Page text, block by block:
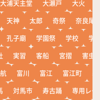
大浦天主堂 大瀬戸 大火
天神 太郎 奇祭
奈良尾
孔子廟 学園祭 学校
学
実習 客船 宮摺
害虫
富川 富江 富江町
対馬市 寿古踊 専用レー